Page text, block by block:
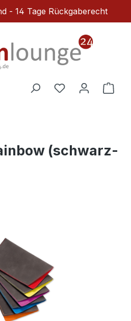
- 14 Tage Rückgaberecht
Du hast 0
(schwarz-